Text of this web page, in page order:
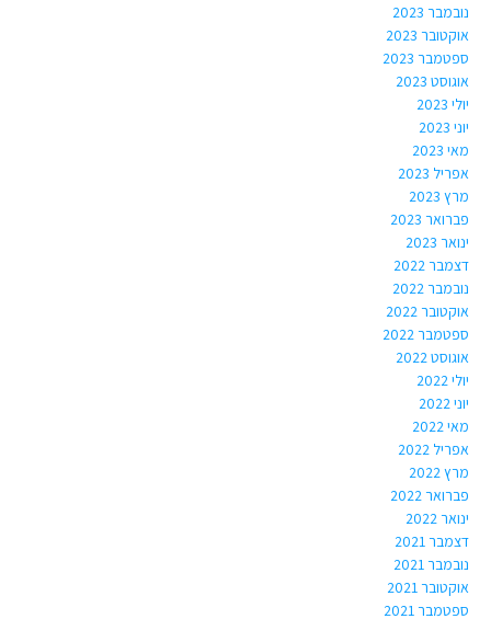
נובמבר 2023
אוקטובר 2023
ספטמבר 2023
אוגוסט 2023
יולי 2023
יוני 2023
מאי 2023
אפריל 2023
מרץ 2023
פברואר 2023
ינואר 2023
דצמבר 2022
נובמבר 2022
אוקטובר 2022
ספטמבר 2022
אוגוסט 2022
יולי 2022
יוני 2022
מאי 2022
אפריל 2022
מרץ 2022
פברואר 2022
ינואר 2022
דצמבר 2021
נובמבר 2021
אוקטובר 2021
ספטמבר 2021